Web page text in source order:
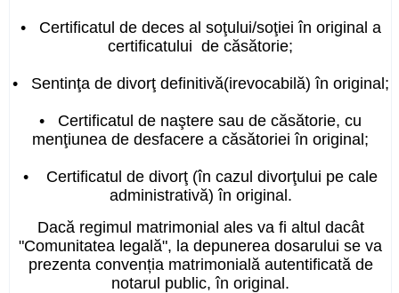
• Certificatul de deces al soţului/soţiei în original a
certificatului de căsătorie;
• Sentinţa de divorţ definitivă(irevocabilă) în original;
• Certificatul de naştere sau de căsătorie, cu
menţiunea de desfacere a căsătoriei în original ;
• Certificatul de divorţ (în cazul divorţului pe cale
administrativă) în original.
Dacă regimul matrimonial ales va fi altul dacât
"Comunitatea legală", la depunerea dosarului se va
prezenta convenția matrimonială autentificată de
notarul public, în original.